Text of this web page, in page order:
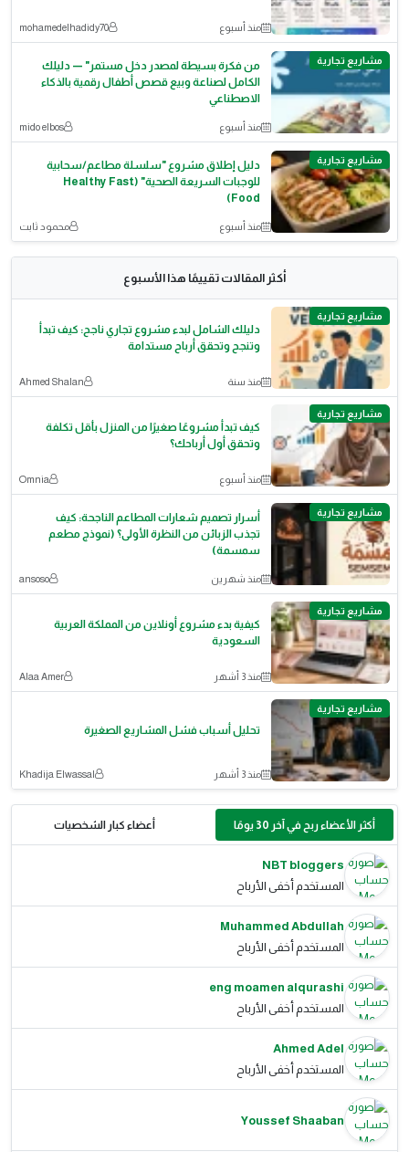
منذ أسبوع mohamedelhadidy70
مشاريع تجارية
من فكرة بسيطة لمصدر دخل مستمر" — دليلك
الكامل لصناعة وبيع قصص أطفال رقمية بالذكاء
الاصطناعي
منذ أسبوع mido elbos
مشاريع تجارية
دليل إطلاق مشروع "سلسلة مطاعم/سحابية
للوجبات السريعة الصحية" (Healthy Fast
Food)
منذ أسبوع محمود ثابت
أكثر المقالات تقييمًا هذا الأسبوع
مشاريع تجارية
دليلك الشامل لبدء مشروع تجاري ناجح: كيف تبدأ
وتنجح وتحقق أرباح مستدامة
منذ سنة Ahmed Shalan
مشاريع تجارية
كيف تبدأ مشروعًا صغيرًا من المنزل بأقل تكلفة
وتحقق أول أرباحك؟
منذ أسبوع Omnia
مشاريع تجارية
أسرار تصميم شعارات المطاعم الناجحة: كيف
تجذب الزبائن من النظرة الأولى؟ (نموذج مطعم
سمسمة)
منذ شهرين ansoso
مشاريع تجارية
كيفية بدء مشروع أونلاين من المملكة العربية
السعودية
منذ 3 أشهر Alaa Amer
مشاريع تجارية
تحليل أسباب فشل المشاريع الصغيرة
منذ 3 أشهر Khadija Elwassal
أكثر الأعضاء ربح في آخر 30 يومًا أعضاء كبار الشخصيات
NBT bloggers
المستخدم أخفى الأرباح
Muhammed Abdullah
المستخدم أخفى الأرباح
eng moamen alqurashi
المستخدم أخفى الأرباح
Ahmed Adel
المستخدم أخفى الأرباح
Youssef Shaaban